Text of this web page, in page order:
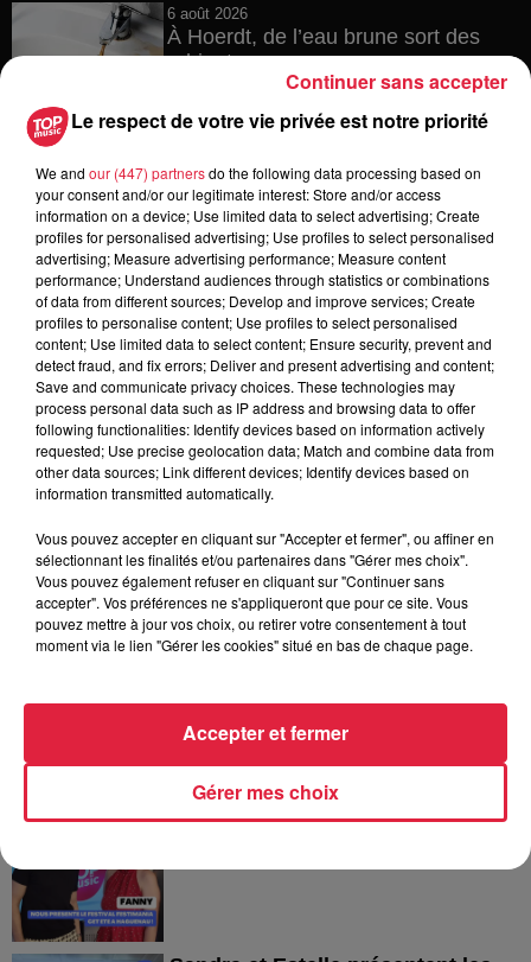
6 août 2026
À Hoerdt, de l’eau brune sort des
robinets
6 août 2026
Tags antisémites à Strasbourg :
Catherine Trautmann réagit
6 août 2026
Au zoo de Mulhouse : rencontre
avec les flamants rouges
Dans la même série
Thierry du Domaine Wunsch et
Fanny nous présente le festival
Festimania !
Le respect de votre vie privée est notre priorité
We and our (447) partnersdo the following data processing based on
your consent and/or our legitimate interest: Store and/or access
information on a device; Use limited data to select advertising; Create
profiles for personalised advertising; Use profiles to select personalised
advertising; Measure advertising performance; Measure content
performance; Understand audiences through statistics or combinations
of data from different sources; Develop and improve services; Create
profiles to personalise content; Use profiles to select personalised
content; Use limited data to select content; Ensure security, prevent and
detect fraud, and fix errors; Deliver and present advertising and content;
Save and communicate privacy choices. These technologies may
process personal data such as IP address and browsing data to offer
following functionalities: Identify devices based on information actively
requested; Use precise geolocation data; Match and combine data from
other data sources; Link different devices; Identify devices based on
information transmitted automatically.
Vous pouvez accepter en cliquant sur "Accepter et fermer", ou affiner en
sélectionnant les finalités et/ou partenaires dans "Gérer mes choix".
Vous pouvez également refuser en cliquant sur "Continuer sans
accepter". Vos préférences ne s'appliqueront que pour ce site. Vous
pouvez mettre à jour vos choix, ou retirer votre consentement à tout
moment via le lien "Gérer les cookies" situé en bas de chaque page.
Gérer mes choix
Accepter et fermer
Continuer sans accepter